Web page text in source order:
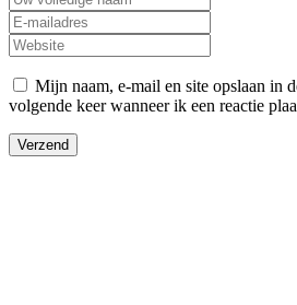
Mijn naam, e-mail en site opslaan in
volgende keer wanneer ik een reactie